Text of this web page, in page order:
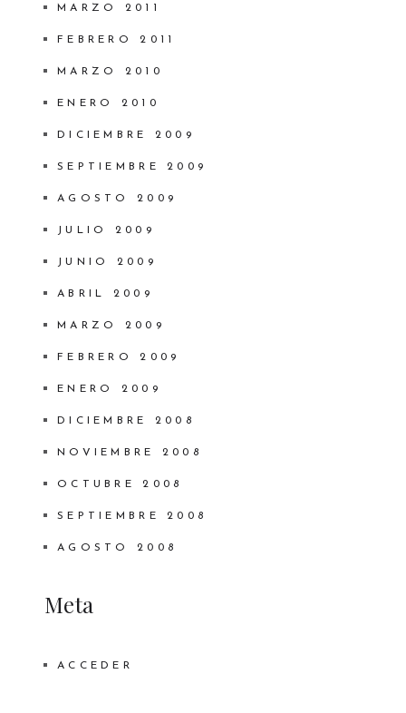
MARZO 2011
FEBRERO 2011
MARZO 2010
ENERO 2010
DICIEMBRE 2009
SEPTIEMBRE 2009
AGOSTO 2009
JULIO 2009
JUNIO 2009
ABRIL 2009
MARZO 2009
FEBRERO 2009
ENERO 2009
DICIEMBRE 2008
NOVIEMBRE 2008
OCTUBRE 2008
SEPTIEMBRE 2008
AGOSTO 2008
Meta
ACCEDER